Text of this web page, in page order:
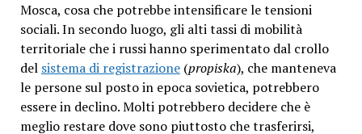
Mosca, cosa che potrebbe intensificare le tensioni
sociali. In secondo luogo, gli alti tassi di mobilità
territoriale che i russi hanno sperimentato dal crollo
del sistema di registrazione(propiska), che manteneva
le persone sul posto in epoca sovietica, potrebbero
essere in declino. Molti potrebbero decidere che è
meglio restare dove sono piuttosto che trasferirsi,